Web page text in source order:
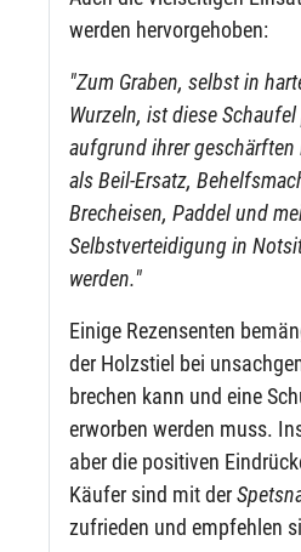
werden hervorgehoben:
"Zum Graben, selbst in
Wurzeln, ist diese
aufgrund ihrer geschärften
als Beil-Ersatz,
Brecheisen, Paddel und
Selbstverteidigung in
werden."
Einige Rezensenten
der Holzstiel bei
brechen kann und eine
erworben werden muss.
aber die positiven
Käufer sind mit der
zufrieden und empfehlen